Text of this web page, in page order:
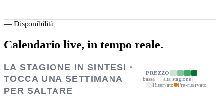
— Disponibilità
Calendario live, in tempo reale.
LA STAGIONE IN SINTESI ·
TOCCA UNA SETTIMANA
PER SALTARE
PREZZO
bassa → alta stagione
Riservato
Pre-riservato